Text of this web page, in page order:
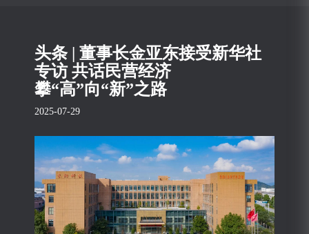
头条 | 董事长金亚东接受新华社
专访 共话民营经济
攀“高”向“新”之路
2025-07-29